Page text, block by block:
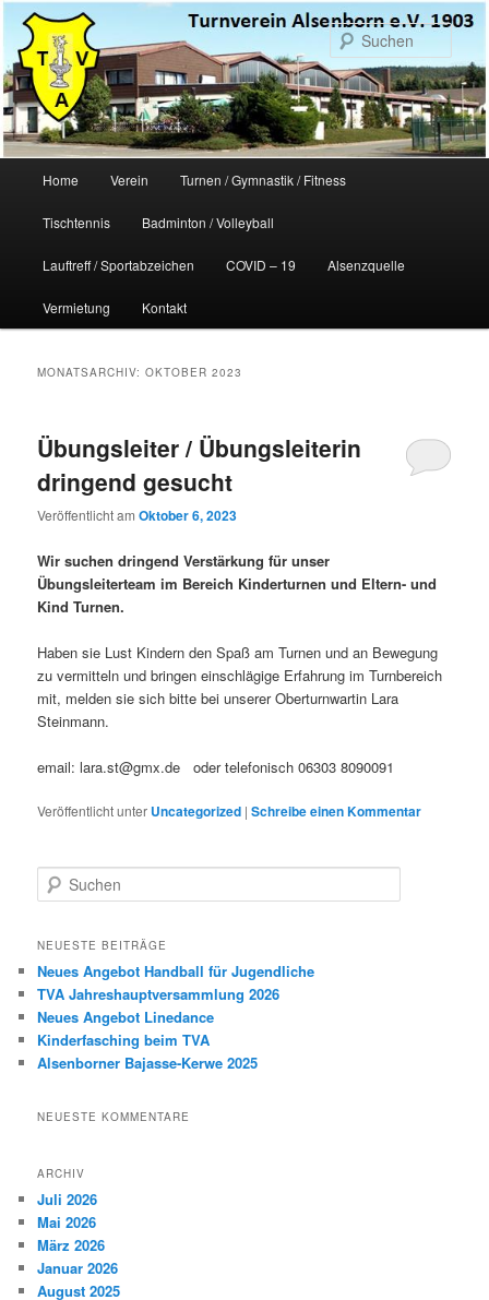
primären
Inhalt
springen
sekundären
Inhalt
springen
Home Verein Turnen / Gymnastik / Fitness
Tischtennis Badminton / Volleyball
Lauftreff / Sportabzeichen COVID – 19 Alsenzquelle
Vermietung Kontakt
MONATSARCHIV:OKTOBER 2023
Übungsleiter / Übungsleiterin
dringend gesucht
Veröffentlicht amOktober 6, 2023
Wir suchen dringend Verstärkung für unser
Übungsleiterteam im Bereich Kinderturnen und Eltern- und
Kind Turnen.
Haben sie Lust Kindern den Spaß am Turnen und an Bewegung
zu vermitteln und bringen einschlägige Erfahrung im Turnbereich
mit, melden sie sich bitte bei unserer Oberturnwartin Lara
Steinmann.
email: lara.st@gmx.de oder telefonisch 06303 8090091
Veröffentlicht unter Uncategorized |Schreibe einen Kommentar
u
h
n
NEUESTE BEITRÄGE
Neues Angebot Handball für Jugendliche
TVA Jahreshauptversammlung 2026
Neues Angebot Linedance
Kinderfasching beim TVA
Alsenborner Bajasse-Kerwe 2025
NEUESTE KOMMENTARE
ARCHIV
Juli 2026
Mai 2026
März 2026
Januar 2026
August 2025